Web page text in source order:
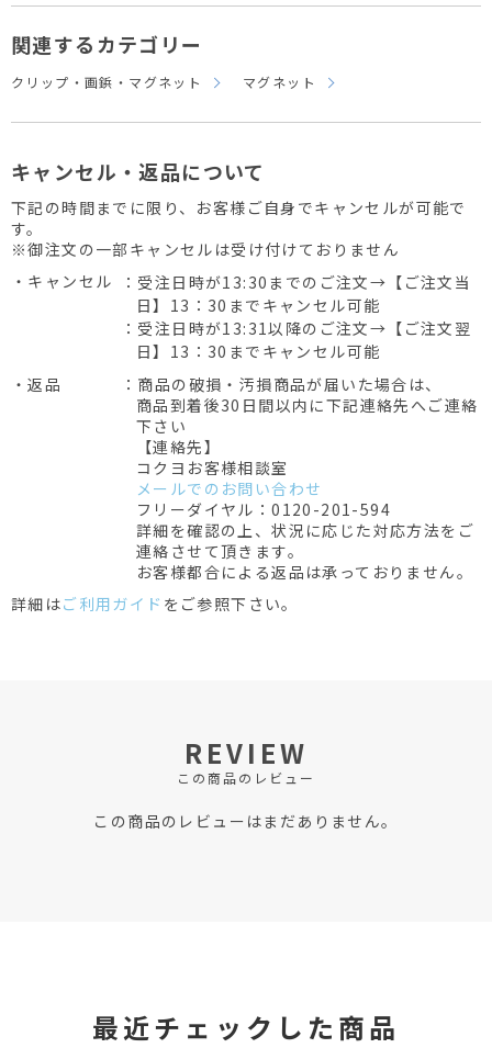
関連するカテゴリー
クリップ・画鋲・マグネット マグネット
キャンセル・返品について
下記の時間までに限り、お客様ご自身でキャンセルが可能で
す。
※御注文の一部キャンセルは受け付けておりません
・キャンセル
：受注日時が13:30までのご注文→【ご注文当
日】13：30までキャンセル可能
：受注日時が13:31以降のご注文→【ご注文翌
日】13：30までキャンセル可能
・返品
：商品の破損・汚損商品が届いた場合は、
商品到着後30日間以内に下記連絡先へご連絡
下さい
【連絡先】
コクヨお客様相談室
メールでのお問い合わせ
フリーダイヤル：0120-201-594
詳細を確認の上、状況に応じた対応方法をご
連絡させて頂きます。
お客様都合による返品は承っておりません。
詳細はご利用ガイド をご参照下さい。
REVIEW
この商品のレビュー
この商品のレビューはまだありません。
最近チェックした商品